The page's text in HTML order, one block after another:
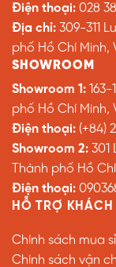
Điện thoại: 028
Địa chỉ: 309-311
phố Hồ Chí Minh,
SHOWROOM
Showroom 1:
phố Hồ Chí Minh,
Điện thoại: (+84)
Showroom 2: 301
Thành phố Hồ
Điện thoại:
HỖ TRỢ
Chính sách mua sỉ
Chính sách vận